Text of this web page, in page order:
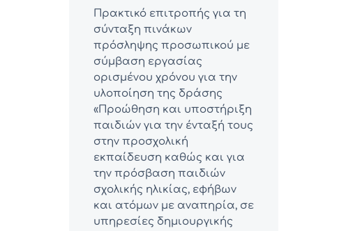
Πρακτικό επιτροπής για τη
σύνταξη πινάκων
πρόσληψης προσωπικού με
σύμβαση εργασίας
ορισμένου χρόνου για την
υλοποίηση της δράσης
«Προώθηση και υποστήριξη
παιδιών για την ένταξή τους
στην προσχολική
εκπαίδευση καθώς και για
την πρόσβαση παιδιών
σχολικής ηλικίας, εφήβων
και ατόμων με αναπηρία, σε
υπηρεσίες δημιουργικής